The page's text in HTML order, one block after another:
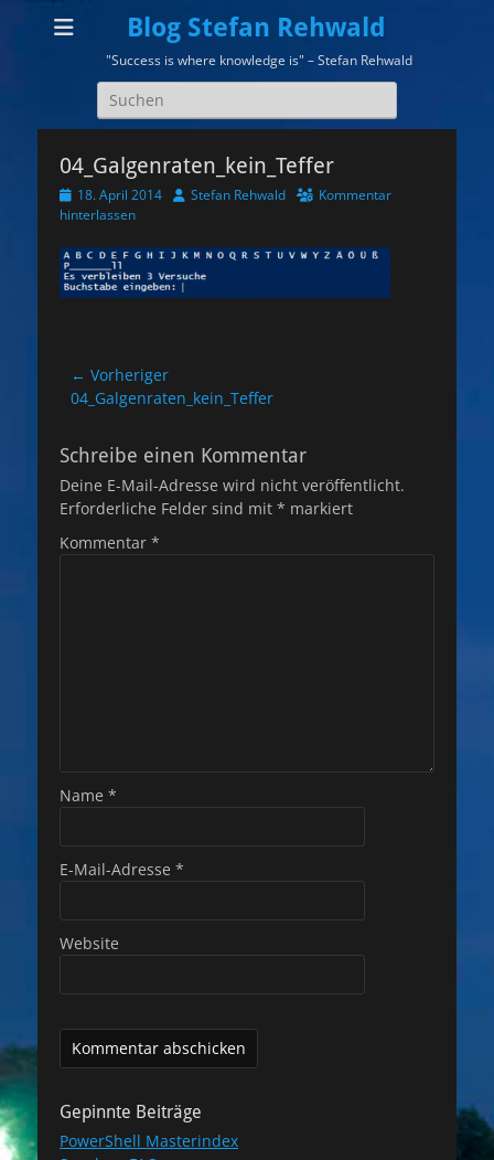
Blog Stefan Rehwald
"Success is where knowledge is" – Stefan Rehwald
Suchen
nach:
04_Galgenraten_kein_Teffer
Veröffentlicht
am
18. April 2014 AutorStefan Rehwald
Kommentar
hinterlassen
Beitragsnavigation
← Vorheriger
Vorheriger
04_Galgenraten_kein_Teffer
Schreibe einen Kommentar
Deine E-Mail-Adresse wird nicht veröffentlicht.
Erforderliche Felder sind mit * markiert
Kommentar *
Name *
E-Mail-Adresse *
Website
Gepinnte Beiträge
PowerShell Masterindex